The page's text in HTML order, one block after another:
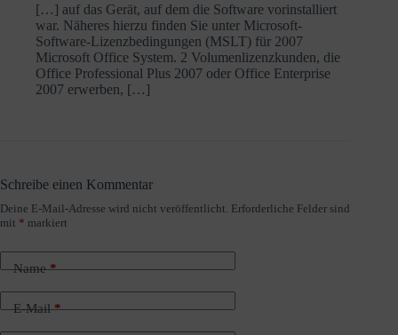
[…] auf das Gerät, auf dem die Software vorinstalliert
war. Näheres hierzu finden Sie unter Microsoft-
Software-Lizenzbedingungen (MSLT) für 2007
Microsoft Office System. 2 Volumenlizenzkunden, die
Office Professional Plus 2007 oder Office Enterprise
2007 erwerben, […]
Schreibe einen Kommentar
Deine E-Mail-Adresse wird nicht veröffentlicht. Erforderliche Felder sind
mit * markiert
Name*
E-Mail*
A
l
r
n